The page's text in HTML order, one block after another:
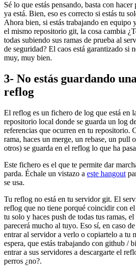
Sé lo que estás pensando, basta con
ya está. Bien, eso es correcto si estás tu
Ahora bien, si estás trabajando en equipo
el mismo repositorio git, la cosa cambia
todas subiendo sus ramas de prueba al
de seguridad? El caos está garantizado si
muy, muy bien.
3- No estás guardando
reflog
El reflog es un fichero de log que está en
repositorio local donde se guarda un log
referencias que ocurren en tu repositorio.
rama, haces un merge, un rebase, un pull
otros) se guarda en el reflog lo que ha
Este fichero es el que te permite dar
parda. Échale un vistazo a este hangout
se usa.
Tu reflog no está en tu servidor git. El
reflog que no tiene porqué coincidir con
tu solo y haces push de todas tus ramas,
parecerá mucho al tuyo. Eso sí, en caso
entrar al servidor a verlo o copiartelo a
espera, que estás trabajando con github /
entrar a sus servidores a descargarte el
perros ¿no?.